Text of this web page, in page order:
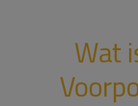
Wat